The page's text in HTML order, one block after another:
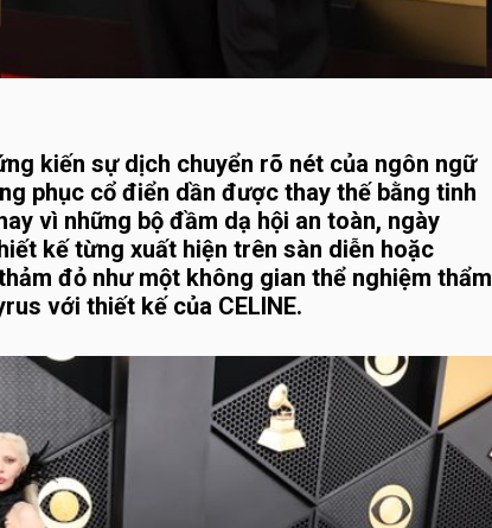
kiến sự dịch chuyển rõ nét của ngôn ngữ
phục cổ điển dần được thay thế bằng tinh
vì những bộ đầm dạ hội an toàn, ngày
kế từng xuất hiện trên sàn diễn hoặc
đỏ như một không gian thể nghiệm thẩm
với thiết kế của CELINE.